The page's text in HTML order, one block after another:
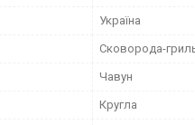
Україна
Сковорода-
Чавун
Кругла